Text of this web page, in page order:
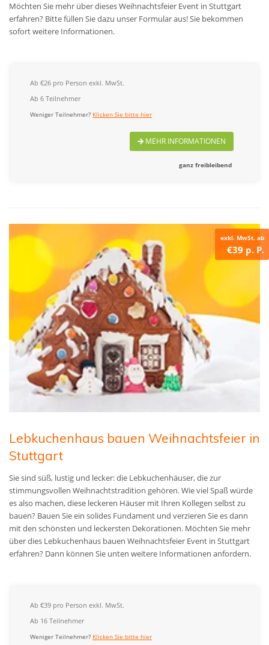
Möchten Sie mehr über dieses Weihnachtsfeier Event in Stuttgart
erfahren? Bitte füllen Sie dazu unser Formular aus! Sie bekommen
sofort weitere Informationen.
Ab €26 pro Person exkl. MwSt.
Ab 6 Teilnehmer
Weniger Teilnehmer? Klicken Sie bitte hier
MEHR INFORMATIONEN
ganz freibleibend
exkl. MwSt. ab
€39 p. P.
Lebkuchenhaus bauen Weihnachtsfeier in
Stuttgart
Sie sind süß, lustig und lecker: die Lebkuchenhäuser, die zur
stimmungsvollen Weihnachtstradition gehören. Wie viel Spaß würde
es also machen, diese leckeren Häuser mit Ihren Kollegen selbst zu
bauen? Bauen Sie ein solides Fundament und verzieren Sie es dann
mit den schönsten und leckersten Dekorationen. Möchten Sie mehr
über dies Lebkuchenhaus bauen Weihnachtsfeier Event in Stuttgart
erfahren? Dann können Sie unten weitere Informationen anfordern.
Ab €39 pro Person exkl. MwSt.
Ab 16 Teilnehmer
Weniger Teilnehmer? Klicken Sie bitte hier